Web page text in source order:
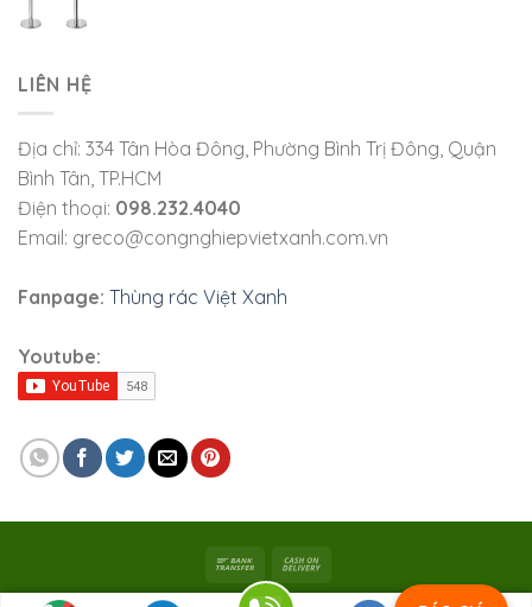
LIÊN HỆ
Địa chỉ: 334 Tân Hòa Đông, Phường Bình Trị Đông, Quận
Bình Tân, TP.HCM
Điện thoại: 098.232.4040
Email: greco@congnghiepvietxanh.com.vn
Fanpage: Thùng rác Việt Xanh
Youtube: